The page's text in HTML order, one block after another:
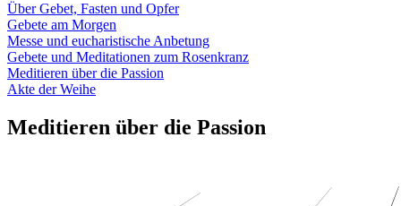
Über Gebet, Fasten und Opfer
Gebete am Morgen
Messe und eucharistische Anbetung
Gebete und Meditationen zum Rosenkranz
Meditieren über die Passion
Akte der Weihe
Meditieren über die Passion